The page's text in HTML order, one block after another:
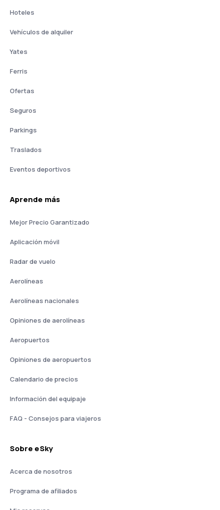
Hoteles
Vehículos de alquiler
Yates
Ferris
Ofertas
Seguros
Parkings
Traslados
Eventos deportivos
Aprende más
Mejor Precio Garantizado
Aplicación móvil
Radar de vuelo
Aerolíneas
Aerolíneas nacionales
Opiniones de aerolíneas
Aeropuertos
Opiniones de aeropuertos
Calendario de precios
Información del equipaje
FAQ - Consejos para viajeros
Sobre eSky
Acerca de nosotros
Programa de afiliados